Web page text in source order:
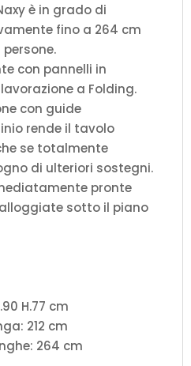
è in grado di
fino a 264 cm
con pannelli in
a Folding.
con guide
rende il tavolo
se totalmente
di ulteriori sostegni.
pronte
sotto il piano
H.77 cm
212 cm
264 cm